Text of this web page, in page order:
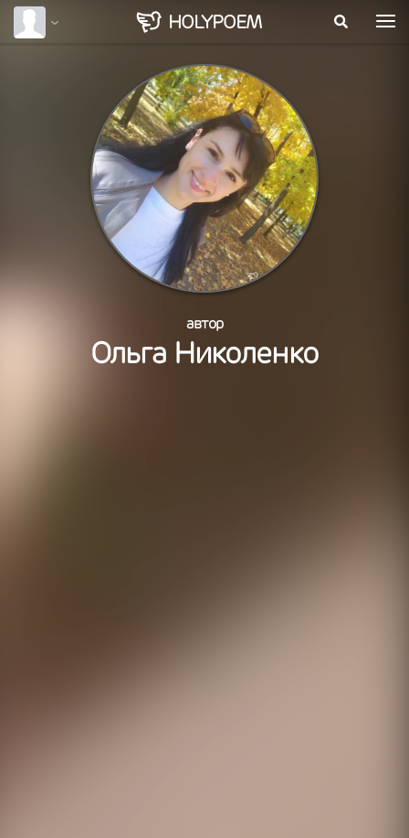
HOLYPOEM
автор
Ольга Николенко